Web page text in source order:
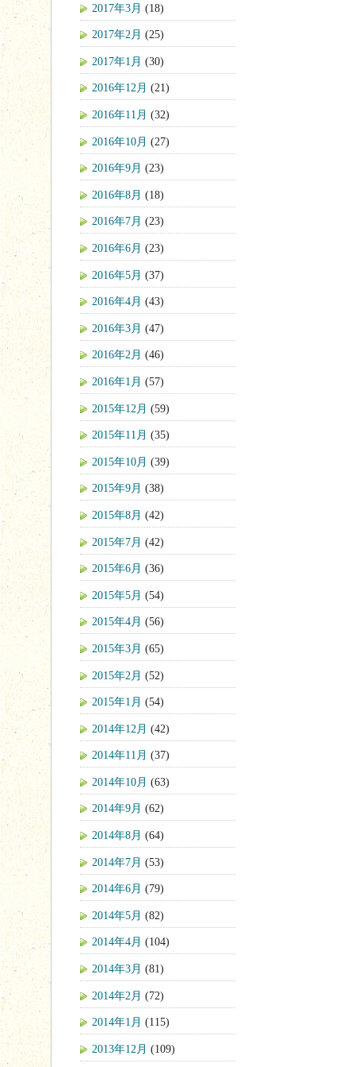
2017年3月 (18)
2017年2月 (25)
2017年1月 (30)
2016年12月 (21)
2016年11月 (32)
2016年10月 (27)
2016年9月 (23)
2016年8月 (18)
2016年7月 (23)
2016年6月 (23)
2016年5月 (37)
2016年4月 (43)
2016年3月 (47)
2016年2月 (46)
2016年1月 (57)
2015年12月 (59)
2015年11月 (35)
2015年10月 (39)
2015年9月 (38)
2015年8月 (42)
2015年7月 (42)
2015年6月 (36)
2015年5月 (54)
2015年4月 (56)
2015年3月 (65)
2015年2月 (52)
2015年1月 (54)
2014年12月 (42)
2014年11月 (37)
2014年10月 (63)
2014年9月 (62)
2014年8月 (64)
2014年7月 (53)
2014年6月 (79)
2014年5月 (82)
2014年4月 (104)
2014年3月 (81)
2014年2月 (72)
2014年1月 (115)
2013年12月 (109)